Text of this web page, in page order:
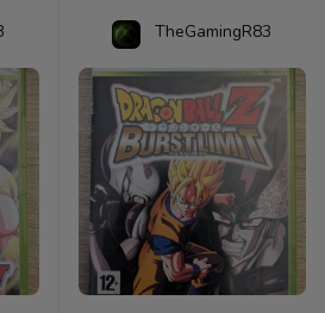
TheGamingR83